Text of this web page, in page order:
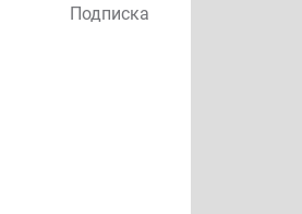
Подписка